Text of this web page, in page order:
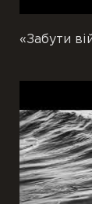
«Забути